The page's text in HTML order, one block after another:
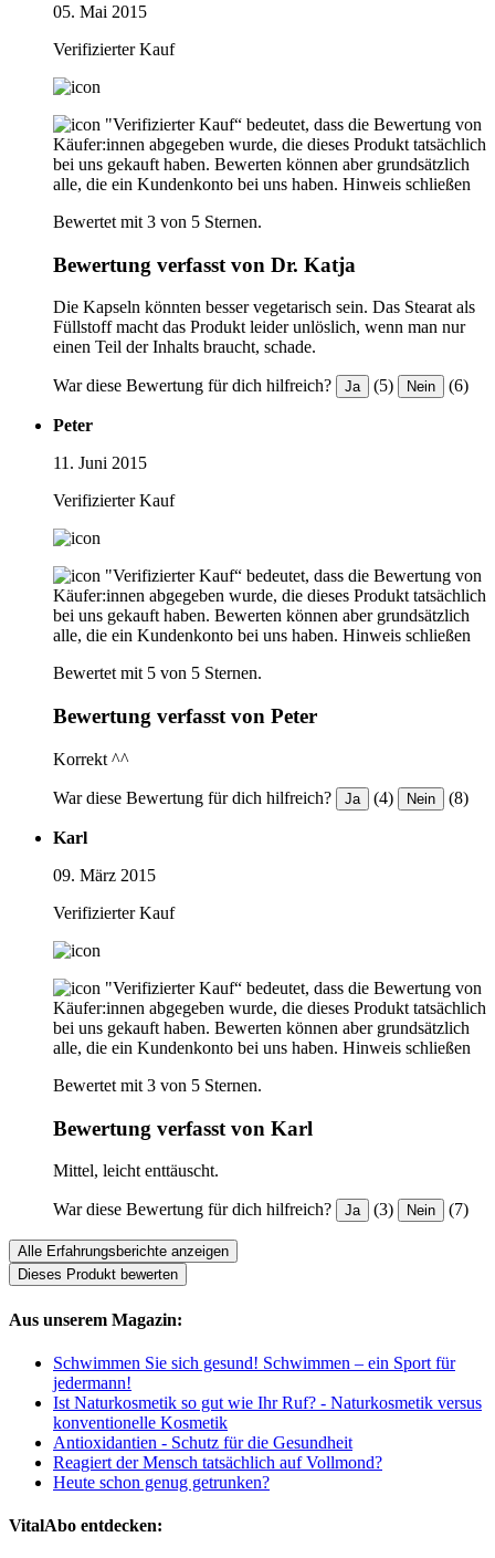
05. Mai 2015
Verifizierter Kauf
"Verifizierter Kauf“ bedeutet, dass die Bewertung von
Käufer:innen abgegeben wurde, die dieses Produkt tatsächlich
bei uns gekauft haben. Bewerten können aber grundsätzlich
alle, die ein Kundenkonto bei uns haben. Hinweis schließen
Bewertet mit 3 von 5 Sternen.
Bewertung verfasst von Dr. Katja
Die Kapseln könnten besser vegetarisch sein. Das Stearat als
Füllstoff macht das Produkt leider unlöslich, wenn man nur
einen Teil der Inhalts braucht, schade.
War diese Bewertung für dich hilfreich? Ja (5) Nein (6)
Peter
11. Juni 2015
Verifizierter Kauf
"Verifizierter Kauf“ bedeutet, dass die Bewertung von
Käufer:innen abgegeben wurde, die dieses Produkt tatsächlich
bei uns gekauft haben. Bewerten können aber grundsätzlich
alle, die ein Kundenkonto bei uns haben. Hinweis schließen
Bewertet mit 5 von 5 Sternen.
Bewertung verfasst von Peter
Korrekt ^^
War diese Bewertung für dich hilfreich? Ja (4) Nein (8)
Karl
09. März 2015
Verifizierter Kauf
"Verifizierter Kauf“ bedeutet, dass die Bewertung von
Käufer:innen abgegeben wurde, die dieses Produkt tatsächlich
bei uns gekauft haben. Bewerten können aber grundsätzlich
alle, die ein Kundenkonto bei uns haben. Hinweis schließen
Bewertet mit 3 von 5 Sternen.
Bewertung verfasst von Karl
Mittel, leicht enttäuscht.
War diese Bewertung für dich hilfreich? Ja (3) Nein (7)
Alle Erfahrungsberichte anzeigen
Dieses Produkt bewerten
Aus unserem Magazin:
Schwimmen Sie sich gesund! Schwimmen – ein Sport für
jedermann!
Ist Naturkosmetik so gut wie Ihr Ruf? - Naturkosmetik versus
konventionelle Kosmetik
Antioxidantien - Schutz für die Gesundheit
Reagiert der Mensch tatsächlich auf Vollmond?
Heute schon genug getrunken?
VitalAbo entdecken: